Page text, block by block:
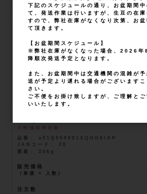
注文数
10kg
a01Q900001XQOG8IAP
JANコード
10
重量
10kg
販売価格
（単価 × 入数）
注文数
軽減税率対象
品番
a01Q900001XQOG8IAP
JANコード
20
20kg
販売価格
（単価 × 入数）
注文数
下記のスケジュールの通り、お盆期間中
て、発送作業は行いますが、生豆の在庫
すので、弊社在庫がなくなり次第、お
て頂きます。
【お盆期間スケジュール】
※弊社在庫がなくなった場合、2026年
降順次発送予定となります。
また、お盆期間中は交通機関の混雑が
送が予定より遅れる場合がございます
さい。
ご不便をお掛け致しますが、ご理解と
いいたします。